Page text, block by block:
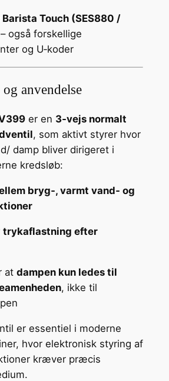
Barista Touch (SES880 /
– også forskellige
og U‑koder
anvendelse
er en 3‑vejs normalt
, som aktivt styrer hvor
damp bliver dirigeret i
kredsløb:
bryg‑, varmt vand‑ og
trykaflastning efter
at dampen kun ledes til
, ikke til
er essentiel i moderne
hvor elektronisk styring af
kræver præcis